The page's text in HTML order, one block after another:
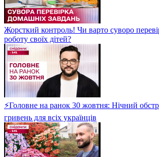
Жорсткий контроль! Чи варто суворо
роботу своїх дітей?
⚡Головне на ранок 30 жовтня: Нічний
гривень для всіх українців